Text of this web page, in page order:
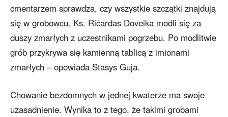
cmentarzem sprawdza, czy wszystkie szczątki znajdują
się w grobowcu. Ks. Ričardas Doveika modli się za
duszy zmarłych z uczestnikami pogrzebu. Po modlitwie
grób przykrywa się kamienną tablicą z imionami
zmarłych – opowiada Stasys Guja.
Chowanie bezdomnych w jednej kwaterze ma swoje
uzasadnienie. Wynika to z tego, że takimi grobami